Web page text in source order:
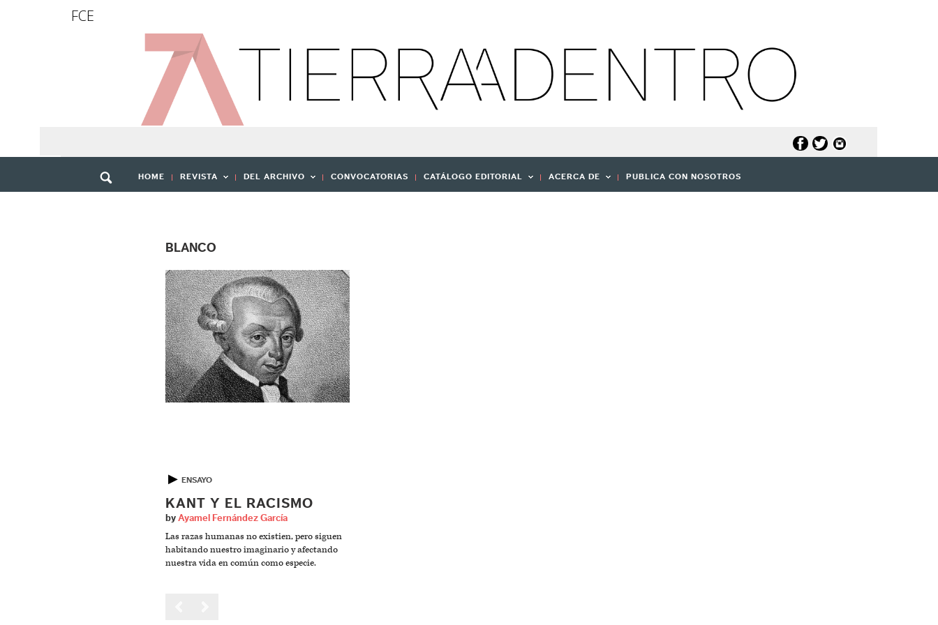
FCE
HOME REVISTA DEL ARCHIVO CONVOCATORIAS CATÁLOGO EDITORIAL ACERCA DE PUBLICA CON NOSOTROS
BLANCO
▶ ENSAYO
KANT Y EL RACISMO
by Ayamel Fernández García
Las razas humanas no existien, pero siguen
habitando nuestro imaginario y afectando
nuestra vida en común como especie.